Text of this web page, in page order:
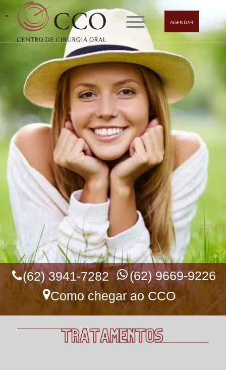
AGENDAR
(62) 3941-7282
(62) 9669-9226
Como chegar ao CCO
EXTRAÇÃO DO DENTE SISO
EXTRAÇÃO DO DENTE SISO
Volte a sorrir sem dor!
.